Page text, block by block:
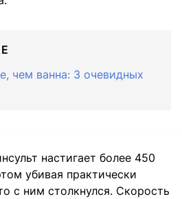
чем ванна: 3 очевидных
настигает более 450
убивая практически
с ним столкнулся. Скорость